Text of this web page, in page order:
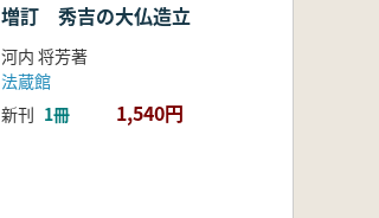
増訂 秀吉の大仏造立
河内 将芳著
法蔵館
新刊 1冊 1,540円